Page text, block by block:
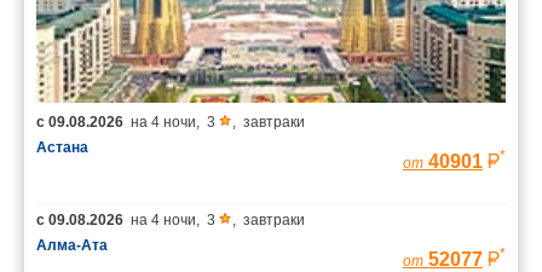
с 09.08.2026 на 4 ночи, 3 , завтраки
Астана
от 40901 *
с 09.08.2026 на 4 ночи, 3 , завтраки
Алма-Ата
от 52077 *